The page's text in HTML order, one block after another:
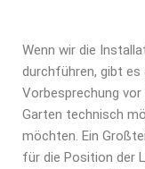
Wenn wir die
durchführen, gibt
Vorbesprechung
Garten technisch
möchten. Ein
für die Position der